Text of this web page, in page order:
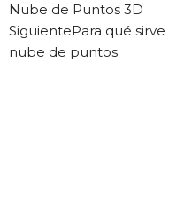
Nube de Puntos 3D
SiguientePara qué
nube de puntos